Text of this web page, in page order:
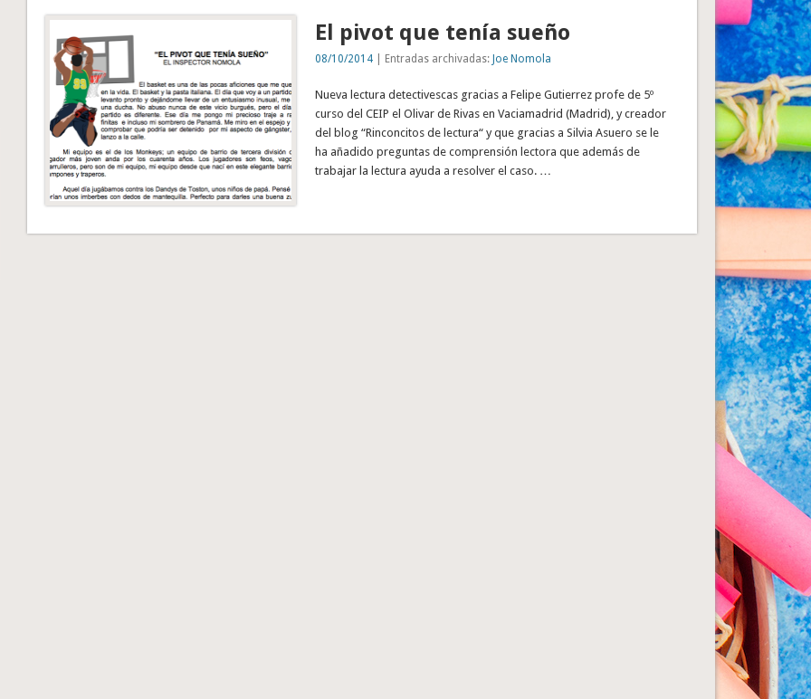
El pivot que tenía sueño
08/10/2014| Entradas archivadas: Joe Nomola
Nueva lectura detectivescas gracias a Felipe Gutierrez profe de 5º
curso del CEIP el Olivar de Rivas en Vaciamadrid (Madrid), y creador
del blog “Rinconcitos de lectura“ y que gracias a Silvia Asuero se le
ha añadido preguntas de comprensión lectora que además de
trabajar la lectura ayuda a resolver el caso. …